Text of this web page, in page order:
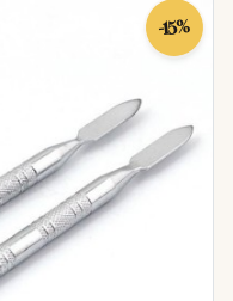
variété de pointes
trouver l'outil le
façon homogène
-15%